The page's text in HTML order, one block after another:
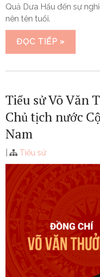
Quả Dưa Hấu đến sự
nên tên tuổi.
ĐỌC TIẾP »
Tiểu sử Võ Văn
Chủ tịch nước
Nam
| Tiểu sử